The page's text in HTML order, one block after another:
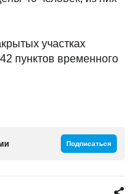
участках
пунктов временного
Подписаться